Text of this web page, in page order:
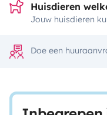
Huisdieren
Jouw huisdieren
Doe een